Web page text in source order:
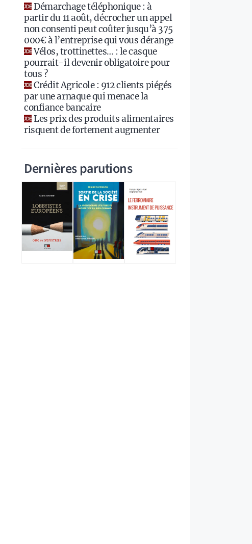
Démarchage téléphonique : à
partir du 11 août, décrocher un appel
non consenti peut coûter jusqu’à 375
000€ à l’entreprise qui vous dérange
Vélos, trottinettes… : le casque
pourrait-il devenir obligatoire pour
tous ?
Crédit Agricole : 912 clients piégés
par une arnaque qui menace la
confiance bancaire
Les prix des produits alimentaires
risquent de fortement augmenter
Dernières parutions